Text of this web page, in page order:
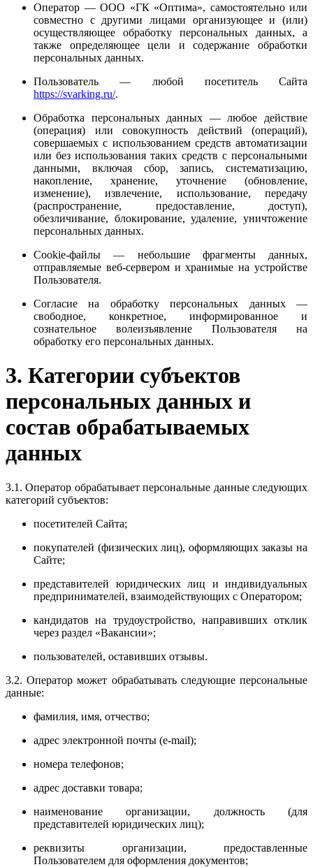
Оператор — ООО «ГК «Оптима», самостоятельно или
совместно с другими лицами организующее и (или)
осуществляющее обработку персональных данных, а
также определяющее цели и содержание обработки
персональных данных.
Пользователь — любой посетитель Сайта
https://svarking.ru/.
Обработка персональных данных — любое действие
(операция) или совокупность действий (операций),
совершаемых с использованием средств автоматизации
или без использования таких средств с персональными
данными, включая сбор, запись, систематизацию,
накопление, хранение, уточнение (обновление,
изменение), извлечение, использование, передачу
(распространение, предоставление, доступ),
обезличивание, блокирование, удаление, уничтожение
персональных данных.
Cookie-файлы — небольшие фрагменты данных,
отправляемые веб-сервером и хранимые на устройстве
Пользователя.
Согласие на обработку персональных данных —
свободное, конкретное, информированное и
сознательное волеизъявление Пользователя на
обработку его персональных данных.
3. Категории субъектов
персональных данных и
состав обрабатываемых
данных
3.1. Оператор обрабатывает персональные данные следующих
категорий субъектов:
посетителей Сайта;
покупателей (физических лиц), оформляющих заказы на
Сайте;
представителей юридических лиц и индивидуальных
предпринимателей, взаимодействующих с Оператором;
кандидатов на трудоустройство, направивших отклик
через раздел «Вакансии»;
пользователей, оставивших отзывы.
3.2. Оператор может обрабатывать следующие персональные
данные:
фамилия, имя, отчество;
адрес электронной почты (e-mail);
номера телефонов;
адрес доставки товара;
наименование организации, должность (для
представителей юридических лиц);
реквизиты организации, предоставленные
Пользователем для оформления документов;